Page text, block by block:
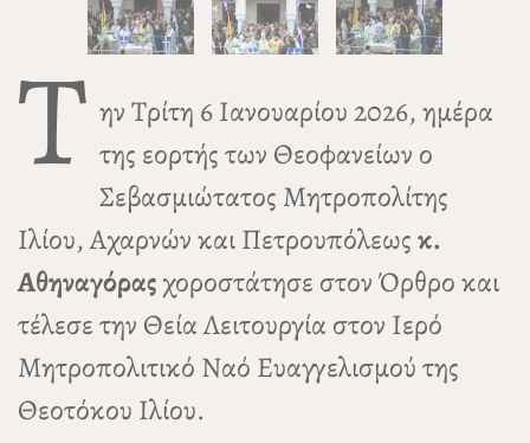
Τ ην Τρίτη 6 Ιανουαρίου 2026, ημέρα
της εορτής των Θεοφανείων ο
Σεβασμιώτατος Μητροπολίτης
Ιλίου, Αχαρνών και Πετρουπόλεωςκ.
Αθηναγόραςχοροστάτησε στον Όρθρο και
τέλεσε την Θεία Λειτουργία στον Ιερό
Μητροπολιτικό Ναό Ευαγγελισμού της
Θεοτόκου Ιλίου.